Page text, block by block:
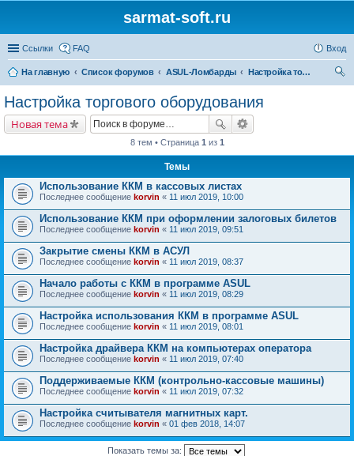
sarmat-soft.ru
Ссылки FAQ Вход
На главную Список форумов ASUL-Ломбарды
Настройка торгового оборудования
Настройка торгового оборудования
Новая тема
8 тем • Страница 1 из 1
Темы
Использование ККМ в кассовых листах
Последнее сообщение korvin « 11 июл 2019, 10:00
Использование ККМ при оформлении залоговых билетов
Последнее сообщение korvin « 11 июл 2019, 09:51
Закрытие смены ККМ в АСУЛ
Последнее сообщение korvin « 11 июл 2019, 08:37
Начало работы с ККМ в программе ASUL
Последнее сообщение korvin « 11 июл 2019, 08:29
Настройка использования ККМ в программе ASUL
Последнее сообщение korvin « 11 июл 2019, 08:01
Настройка драйвера ККМ на компьютерах оператора
Последнее сообщение korvin « 11 июл 2019, 07:40
Поддерживаемые ККМ (контрольно-кассовые машины)
Последнее сообщение korvin « 11 июл 2019, 07:32
Настройка считывателя магнитных карт.
Последнее сообщение korvin « 01 фев 2018, 14:07
Показать темы за: